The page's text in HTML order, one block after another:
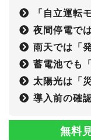
「自立運転
夜間停電で
雨天では「
蓄電池でも
太陽光は「
導入前の確
無料